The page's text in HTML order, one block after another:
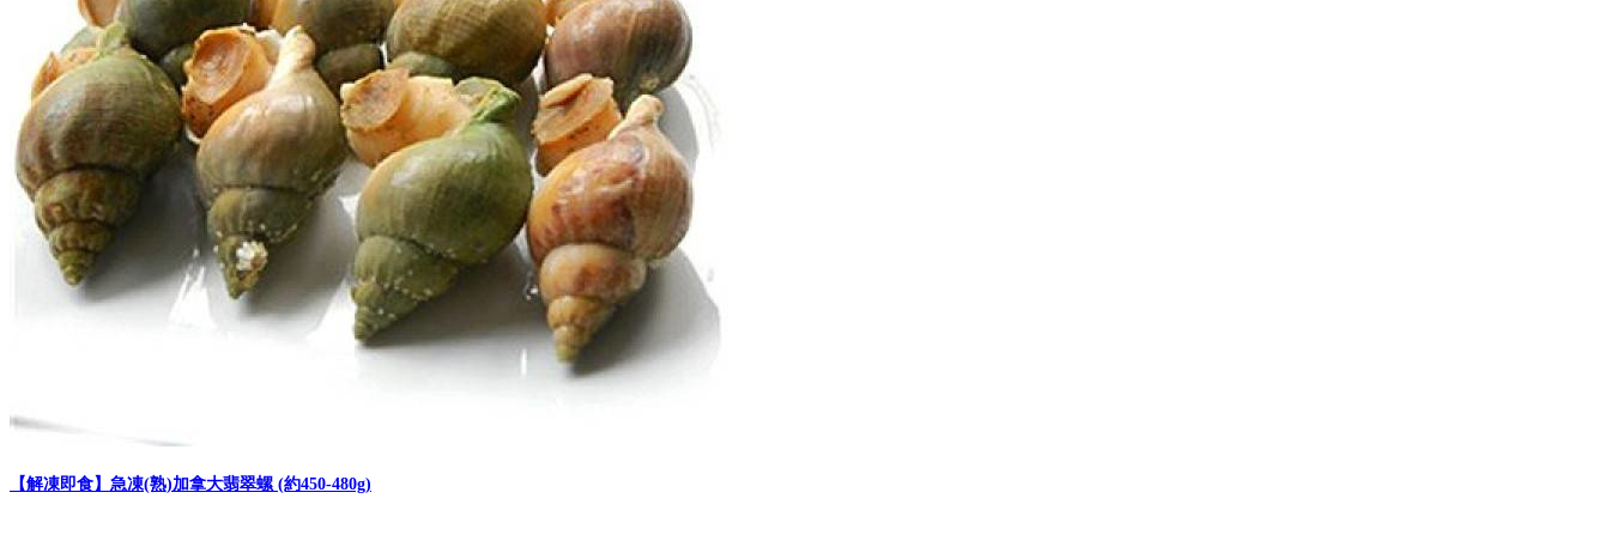
【解凍即食】急凍(熟)加拿大翡翠螺 (約450-480g)